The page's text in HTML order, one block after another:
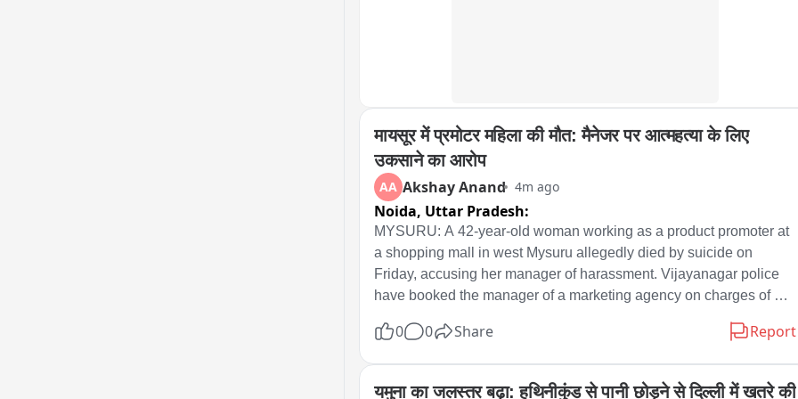
मायसूर में प्रमोटर महिला की मौत: मैनेजर पर आत्महत्या के लिए
उकसाने का आरोप
AA Akshay Anand 4m ago
Noida, Uttar Pradesh:
MYSURU: A 42-year-old woman working as a product promoter at
a shopping mall in west Mysuru allegedly died by suicide on
Friday, accusing her manager of harassment. Vijayanagar police
have booked the manager of a marketing agency on charges of
Sanhita (BNS). Nageshwari, a resident of Hinkal, left behind a
monitored her work from Bengaluru, harassed her by forcing her to
0 0 Share Report
यमुना का जलस्तर बढ़ा: हथिनीकुंड से पानी छोड़ने से दिल्ली में खतरे की